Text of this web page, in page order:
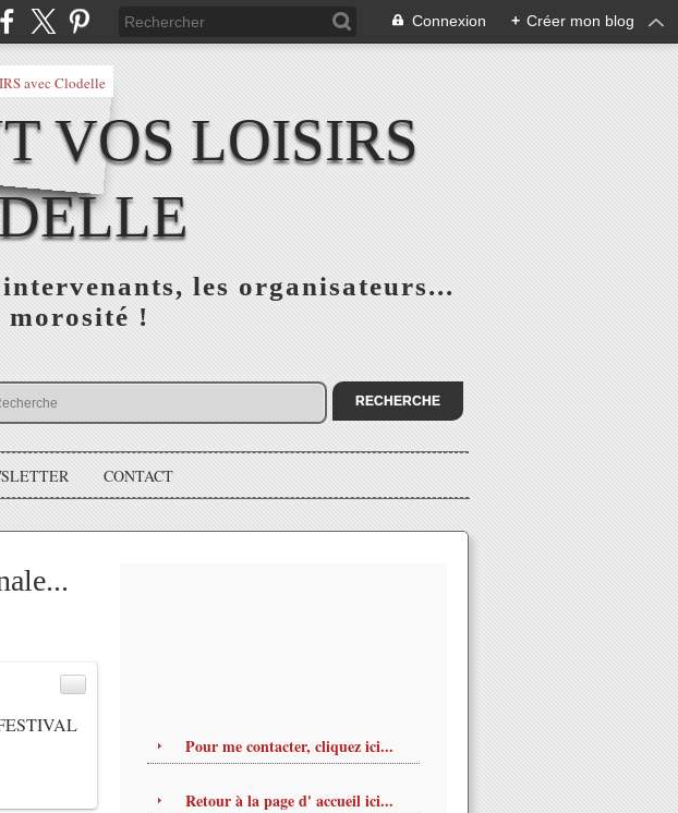
Connexion + Créer mon blog
VOS LOISIRS
les organisateurs...
!
CONTACT
Pour me contacter, cliquez ici...
Retour à la page d' accueil ici...